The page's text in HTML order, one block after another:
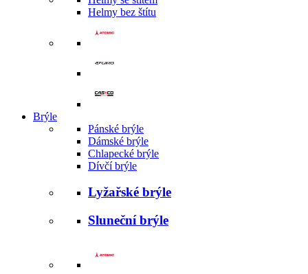
Helmy bez štítu
Brýle
Pánské brýle
Dámské brýle
Chlapecké brýle
Dívčí brýle
Lyžařské brýle
Sluneční brýle